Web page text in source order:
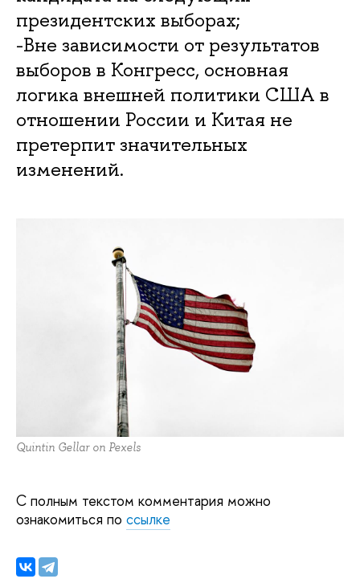
президентских выборах;
-Вне зависимости от результатов
выборов в Конгресс, основная
логика внешней политики США в
отношении России и Китая не
претерпит значительных
изменений.
Quintin Gellar on Pexels
С полным текстом комментария можно
ознакомиться по ссылке